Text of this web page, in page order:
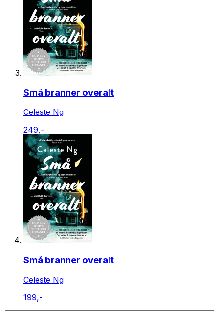
Små branner overalt
Celeste Ng
249,-
Små branner overalt
Celeste Ng
199,-